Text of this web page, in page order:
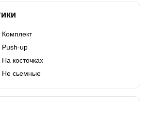
Комплект
Push-up
На косточках
Не сьемные